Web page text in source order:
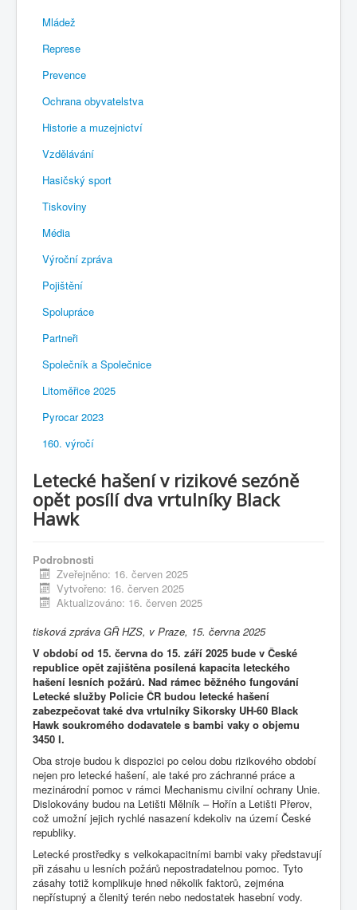
Mládež
Represe
Prevence
Ochrana obyvatelstva
Historie a muzejnictví
Vzdělávání
Hasičský sport
Tiskoviny
Média
Výroční zpráva
Pojištění
Spolupráce
Partneři
Společník a Společnice
Litoměřice 2025
Pyrocar 2023
160. výročí
Letecké hašení v rizikové sezóně
opět posílí dva vrtulníky Black
Hawk
Podrobnosti
Zveřejněno: 16. červen 2025
Vytvořeno: 16. červen 2025
Aktualizováno: 16. červen 2025
tisková zpráva GŘ HZS, v Praze, 15. června 2025
V období od 15. června do 15. září 2025 bude v České
republice opět zajištěna posílená kapacita leteckého
hašení lesních požárů. Nad rámec běžného fungování
Letecké služby Policie ČR budou letecké hašení
zabezpečovat také dva vrtulníky Sikorsky UH-60 Black
Hawk soukromého dodavatele s bambi vaky o objemu
3450 l.
Oba stroje budou k dispozici po celou dobu rizikového období
nejen pro letecké hašení, ale také pro záchranné práce a
mezinárodní pomoc v rámci Mechanismu civilní ochrany Unie.
Dislokovány budou na Letišti Mělník – Hořín a Letišti Přerov,
což umožní jejich rychlé nasazení kdekoliv na území České
republiky.
Letecké prostředky s velkokapacitními bambi vaky představují
při zásahu u lesních požárů nepostradatelnou pomoc. Tyto
zásahy totiž komplikuje hned několik faktorů, zejména
nepřístupný a členitý terén nebo nedostatek hasební vody.